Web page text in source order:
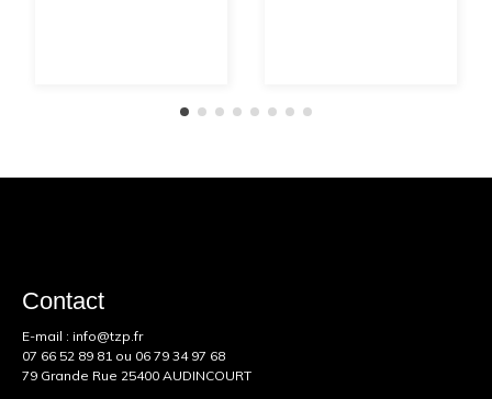
Contact
E-mail : info@tzp.fr
07 66 52 89 81 ou 06 79 34 97 68
79 Grande Rue 25400 AUDINCOURT